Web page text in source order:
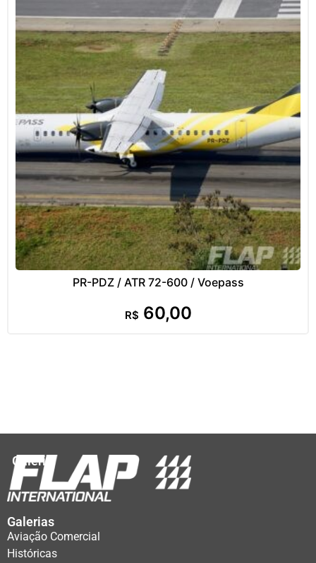
PR-PDZ / ATR 72-600 / Voepass
R$ 60,00
Galeria
Galerias
Aviação Comercial
Históricas